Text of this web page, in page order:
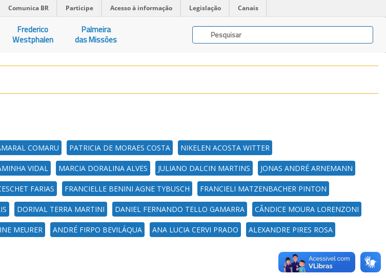
Comunica BR Participe Acesso à informação Legislação Canais
Frederico
Westphalen
Palmeira
das Missões
COMARU PATRICIA DE MORAES COSTA NIKELEN ACOSTA WITTER
VIDAL MARCIA DORALINA ALVES JULIANO DALCIN MARTINS JONAS ANDRÉ ARNEMANN
FARIAS FRANCIELLE BENINI AGNE TYBUSCH FRANCIELI MATZENBACHER PINTON
DORIVAL TERRA MARTINI DANIEL FERNANDO TELLO GAMARRA CÂNDICE MOURA LORENZONI
MEURER ANDRÉ FIRPO BEVILÁQUA ANA LUCIA CERVI PRADO ALEXANDRE PIRES ROSA